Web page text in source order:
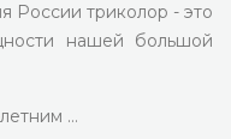
России триколор - это
нашей большой
…